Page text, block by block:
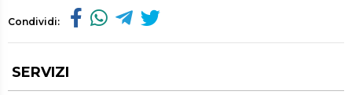
Condividi:
SERVIZI